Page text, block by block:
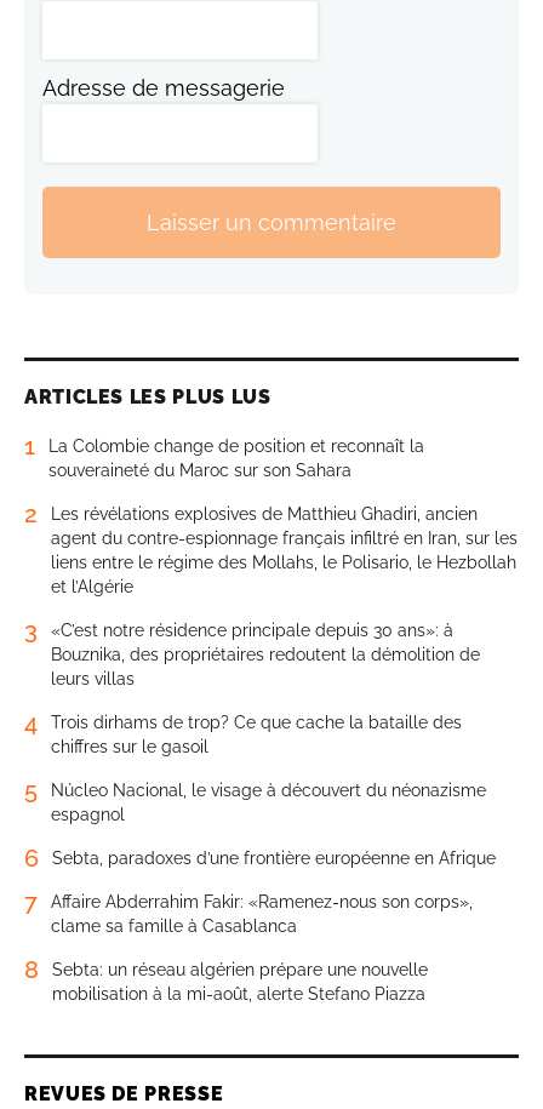
Adresse de messagerie
Laisser un commentaire
ARTICLES LES PLUS LUS
1
La Colombie change de position et reconnaît la
souveraineté du Maroc sur son Sahara
2
Les révélations explosives de Matthieu Ghadiri, ancien
agent du contre-espionnage français infiltré en Iran, sur les
liens entre le régime des Mollahs, le Polisario, le Hezbollah
et l’Algérie
3
«C’est notre résidence principale depuis 30 ans»: à
Bouznika, des propriétaires redoutent la démolition de
leurs villas
4
Trois dirhams de trop? Ce que cache la bataille des
chiffres sur le gasoil
5
Núcleo Nacional, le visage à découvert du néonazisme
espagnol
6 Sebta, paradoxes d’une frontière européenne en Afrique
7
Affaire Abderrahim Fakir: «Ramenez-nous son corps»,
clame sa famille à Casablanca
8
Sebta: un réseau algérien prépare une nouvelle
mobilisation à la mi-août, alerte Stefano Piazza
REVUES DE PRESSE